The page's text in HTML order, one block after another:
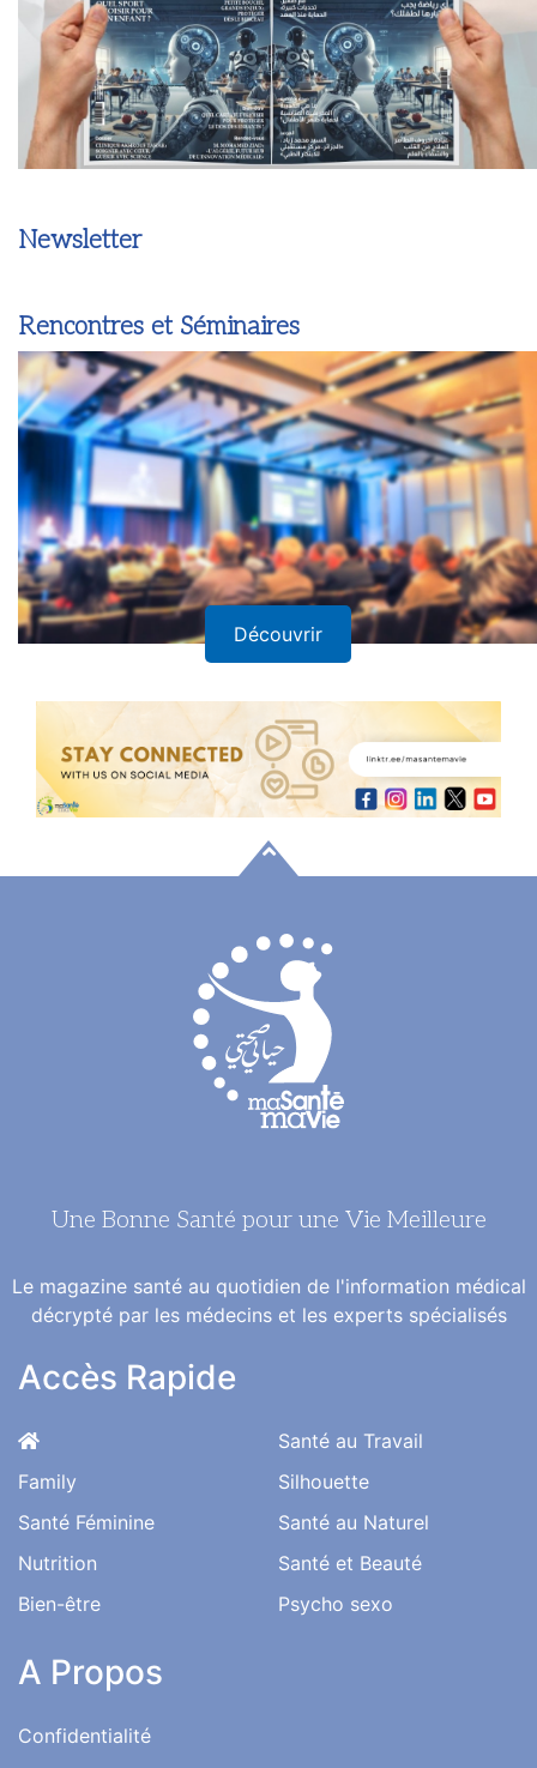
Newsletter
Rencontres et Séminaires
Découvrir
Une Bonne Santé pour une Vie Meilleure
Le magazine santé au quotidien de l'information médical
décrypté par les médecins et les experts spécialisés
Accès Rapide
Family
Santé Féminine
Nutrition
Bien-être
Santé au Travail
Silhouette
Santé au Naturel
Santé et Beauté
Psycho sexo
A Propos
Confidentialité